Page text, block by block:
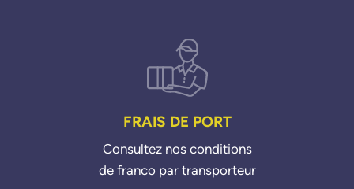
FRAIS DE PORT
Consultez nos conditions
de franco par transporteur